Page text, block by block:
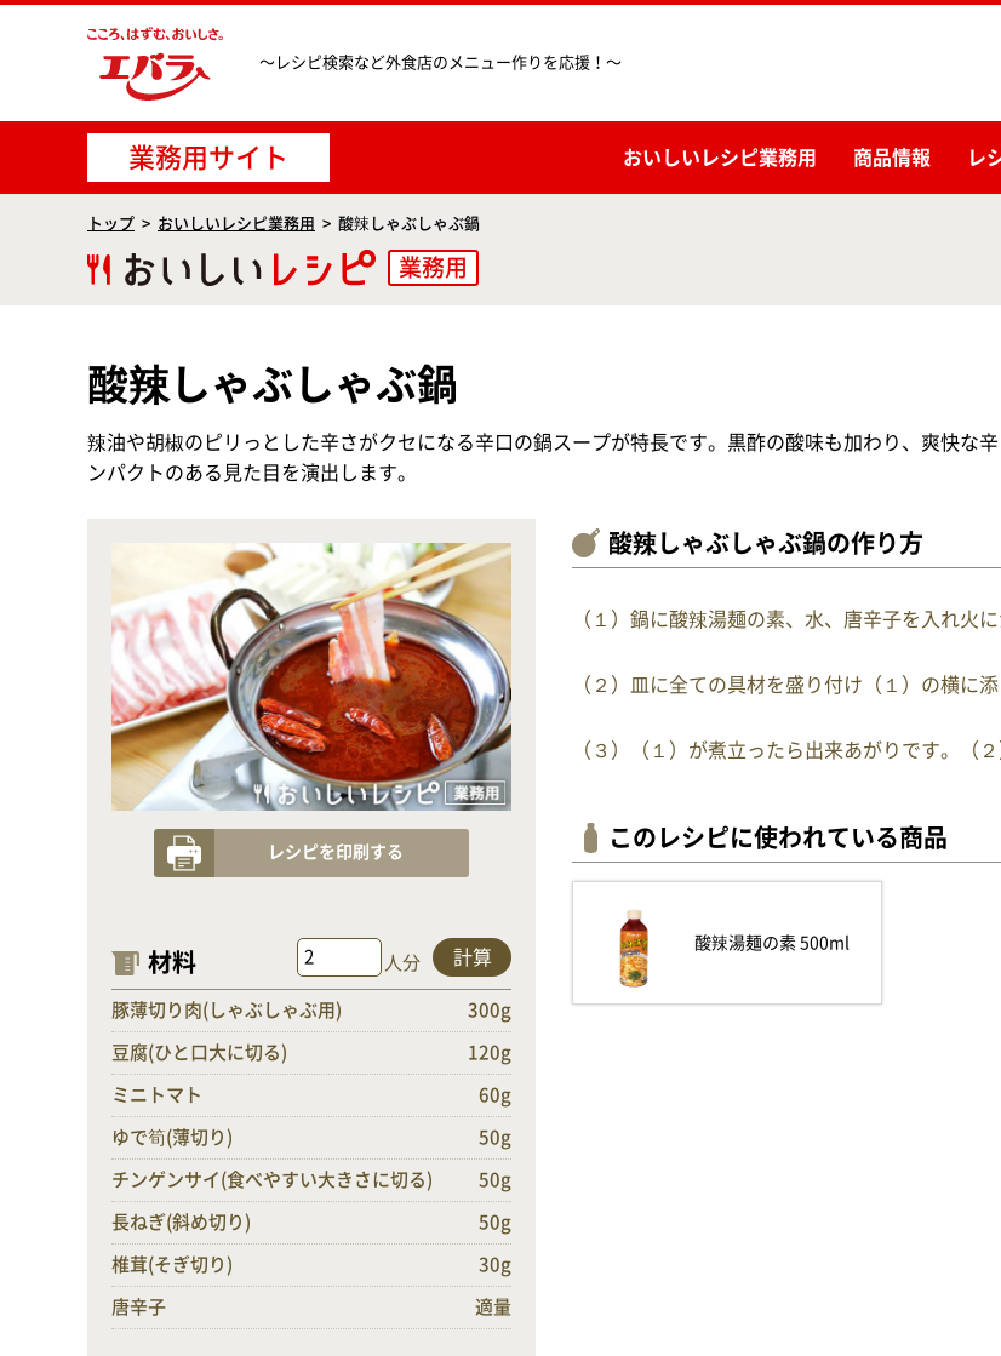
〜レシピ検索など外食店のメニュー作りを応援！〜
業務用サイト おいしいレシピ業務用 商品情報 レ
トップ おいしいレシピ業務用 酸辣しゃぶしゃぶ鍋
業務用
酸辣しゃぶしゃぶ鍋
辣油や胡椒のピリっとした辛さがクセになる辛口の鍋スープが特長です。黒酢の酸味も加わり、爽快な
ンパクトのある見た目を演出します。
レシピを印刷する
材料 人分 計算
豚薄切り肉(しゃぶしゃぶ用) 300g
豆腐(ひと口大に切る) 120g
ミニトマト 60g
ゆで筍(薄切り) 50g
チンゲンサイ(食べやすい大きさに切る) 50g
長ねぎ(斜め切り) 50g
椎茸(そぎ切り) 30g
唐辛子 適量
酸辣しゃぶしゃぶ鍋の作り方
（１）鍋に酸辣湯麺の素、水、唐辛子を入れ火に
（２）皿に全ての具材を盛り付け（１）の横に添
（３）（１）が煮立ったら出来あがりです。（
このレシピに使われている商品
酸辣湯麺の素 500ml